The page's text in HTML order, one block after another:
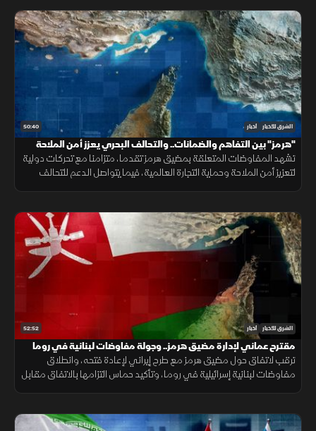
50:40 الشرق للأخبار أخبار
"هرمز" بين التفاهم والضمانات.. والتحالف البحري يعزز أمن الملاحة
تشهد المفاوضات المتعلقة بمضيق هرمز تقدما، متزامنا مع تحركات دولية
لتعزيز أمن الملاحة وحماية التجارة العالمية، فيما يتواصل الدعم للتحالف
52:52 الشرق للأخبار أخبار
مقترح عماني لإدارة مضيق هرمز.. وجولة مفاوضات لبنانية في روما
ترقب لاتفاق حول مضيق هرمز مع طرح إيراني لإعادة فتحه، وانطلاق
مفاوضات لبنانية إسرائيلية في روما، وتأكيد حماس التزامها بالاتفاق مقابل